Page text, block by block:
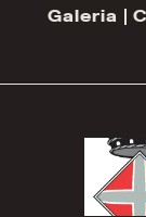
Galeria